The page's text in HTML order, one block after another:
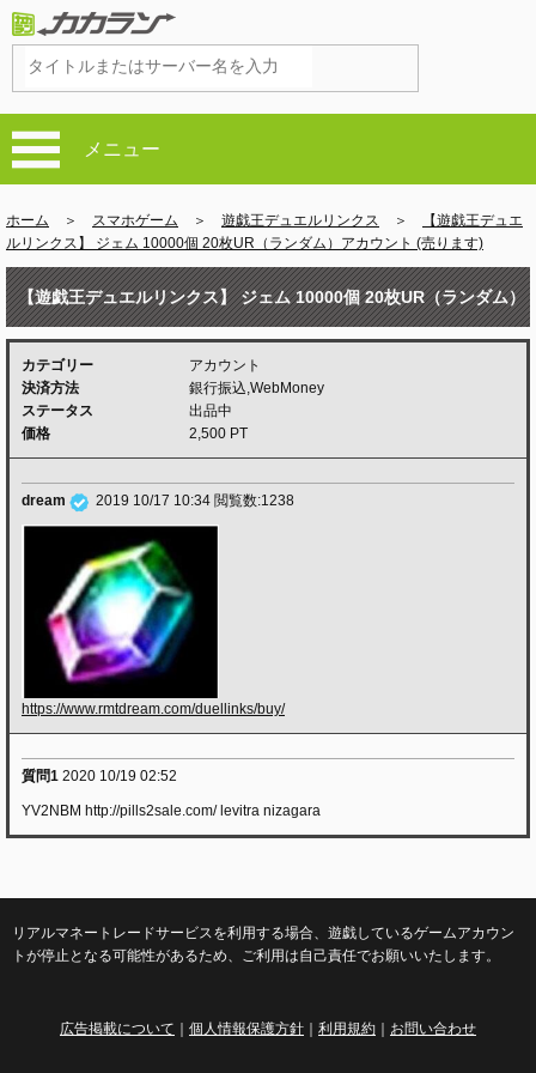
メニュー
ホーム ＞ スマホゲーム ＞ 遊戯王デュエルリンクス ＞
【遊戯王デュエ
ルリンクス】 ジェム 10000個 20枚UR（ランダム）アカウント (売ります)
【遊戯王デュエルリンクス】 ジェム 10000個 20枚UR（ランダム）
アカウント (売ります)
カテゴリー
アカウント
決済方法
銀行振込,WebMoney
ステータス
出品中
価格
2,500 PT
dream 2019 10/17 10:34 閲覧数:1238
https://www.rmtdream.com/duellinks/buy/
質問1 2020 10/19 02:52
YV2NBM http://pills2sale.com/ levitra nizagara
リアルマネートレードサービスを利用する場合、遊戯しているゲームアカウン
トが停止となる可能性があるため、ご利用は自己責任でお願いいたします。
広告掲載について 個人情報保護方針 利用規約 お問い合わせ